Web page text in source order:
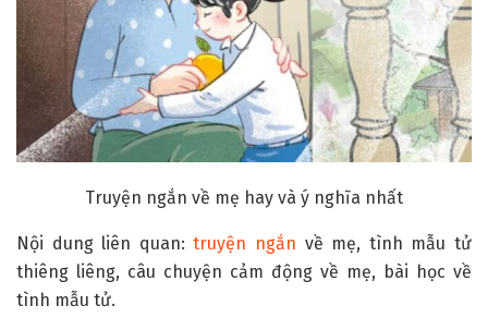
Truyện ngắn về mẹ hay và ý nghĩa nhất
Nội dung liên quan:truyện ngắn về mẹ, tình mẫu tử
thiêng liêng, câu chuyện cảm động về mẹ, bài học về
tình mẫu tử.